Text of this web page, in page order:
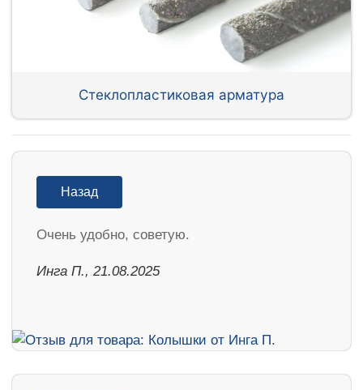
Стеклопластиковая арматура
Назад
Очень удобно, советую.
Инга П., 21.08.2025